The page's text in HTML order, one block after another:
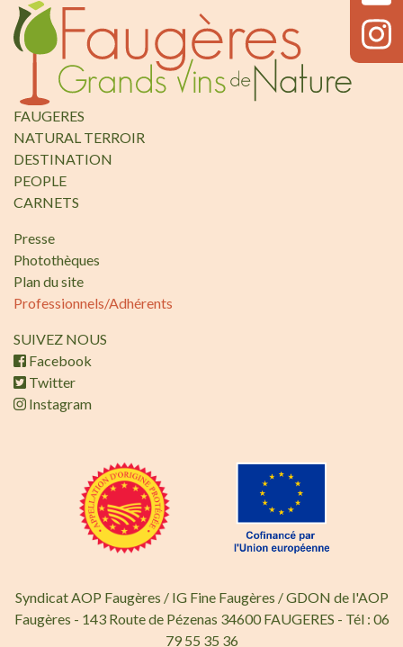
FAUGERES
NATURAL TERROIR
DESTINATION
PEOPLE
CARNETS
Presse
Photothèques
Plan du site
Professionnels/Adhérents
SUIVEZ NOUS
Facebook
Twitter
Instagram
Syndicat AOP Faugères / IG Fine Faugères / GDON de l'AOP
Faugères - 143 Route de Pézenas 34600 FAUGERES - Tél : 06
79 55 35 36